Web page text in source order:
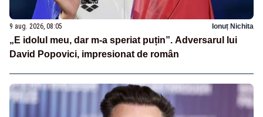
9 aug. 2026, 08:05 Ionuț Nichita
„E idolul meu, dar m-a speriat puțin”. Adversarul lui
David Popovici, impresionat de român